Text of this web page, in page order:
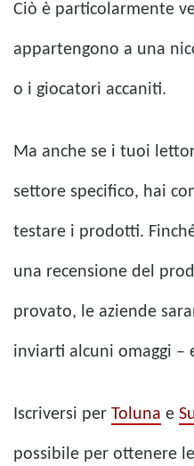
Ciò è particolarmente
appartengono a una
o i giocatori accaniti.
Ma anche se i tuoi
settore specifico, hai
testare i prodotti.
una recensione del
provato, le aziende
inviarti alcuni omaggi –
Iscriversi per Toluna e
possibile per ottenere